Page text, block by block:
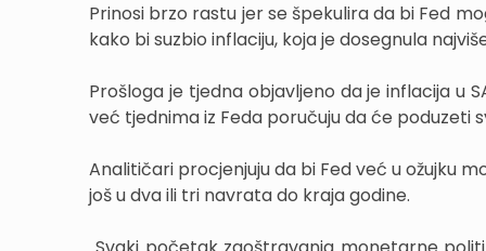
Prinosi brzo rastu jer se špekulira da bi Fed
kako bi suzbio inflaciju, koja je dosegnula
Prošloga je tjedna objavljeno da je inflacija u
već tjednima iz Feda poručuju da će poduzeti
Analitičari procjenjuju da bi Fed već u ožujku
još u dva ili tri navrata do kraja godine.